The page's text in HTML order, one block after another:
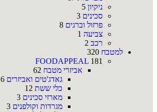
ניקיון 5
סכינים 3
פרזול וברגים 8
צביעה 1
רכב 2
למטבח 320
FOODAPPEAL 181
אביזרי מטבח 62
גאדג'טים ואביזרים 6
כלי ששת 12
מארזי סכינים 3
מגרדות וקולפנים 3